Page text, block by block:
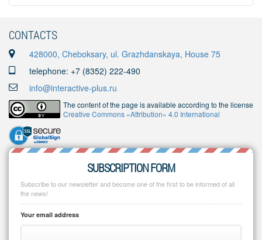
CONTACTS
428000, Cheboksary, ul. Grazhdanskaya, House 75
telephone: +7 (8352) 222-490
info@interactive-plus.ru
The content of the page is available according to the license
Creative Commons «Attribution» 4.0 International
SUBSCRIPTION FORM
Subscribe to our newsletter and become one of the first to be informed of all
the news!
Your email address